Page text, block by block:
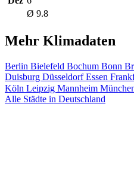
Ø 9.8
Mehr Klimadaten
Berlin Bielefeld Bochum Bonn
Duisburg DüsseldorfEssen
Köln Leipzig Mannheim
Alle Städte in Deutschland